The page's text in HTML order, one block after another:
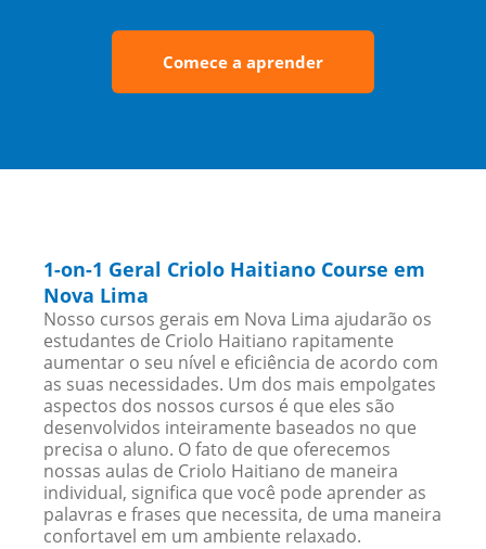
Comece a aprender
1-on-1 Geral Criolo Haitiano Course em
Nova Lima
Nosso cursos gerais em Nova Lima ajudarão os
estudantes de Criolo Haitiano rapitamente
aumentar o seu nível e eficiência de acordo com
as suas necessidades. Um dos mais empolgates
aspectos dos nossos cursos é que eles são
desenvolvidos inteiramente baseados no que
precisa o aluno. O fato de que oferecemos
nossas aulas de Criolo Haitiano de maneira
individual, significa que você pode aprender as
palavras e frases que necessita, de uma maneira
confortavel em um ambiente relaxado.